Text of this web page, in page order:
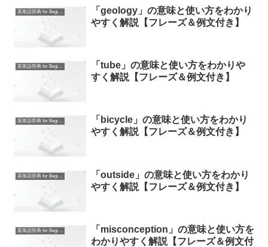
英単語辞典 for Beginners
「geology」の意味と使い方をわかり
やすく解説【フレーズ＆例文付き】
英単語辞典 for Beginners
「tube」の意味と使い方をわかりや
すく解説【フレーズ＆例文付き】
英単語辞典 for Beginners
「bicycle」の意味と使い方をわかり
やすく解説【フレーズ＆例文付き】
英単語辞典 for Beginners
「outside」の意味と使い方をわかり
やすく解説【フレーズ＆例文付き】
英単語辞典 for Beginners
「misconception」の意味と使い方を
わかりやすく解説【フレーズ＆例文付